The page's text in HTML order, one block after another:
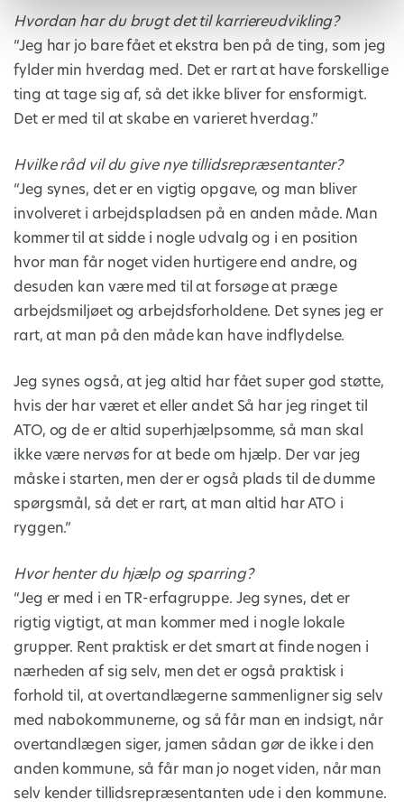
Hvordan har du brugt det til karriereudvikling?
“Jeg har jo bare fået et ekstra ben på de ting, som jeg
fylder min hverdag med. Det er rart at have forskellige
ting at tage sig af, så det ikke bliver for ensformigt.
Det er med til at skabe en varieret hverdag.”
Hvilke råd vil du give nye tillidsrepræsentanter?
“Jeg synes, det er en vigtig opgave, og man bliver
involveret i arbejdspladsen på en anden måde. Man
kommer til at sidde i nogle udvalg og i en position
hvor man får noget viden hurtigere end andre, og
desuden kan være med til at forsøge at præge
arbejdsmiljøet og arbejdsforholdene. Det synes jeg er
rart, at man på den måde kan have indflydelse.
Jeg synes også, at jeg altid har fået super god støtte,
hvis der har været et eller andet Så har jeg ringet til
ATO, og de er altid superhjælpsomme, så man skal
ikke være nervøs for at bede om hjælp. Der var jeg
måske i starten, men der er også plads til de dumme
spørgsmål, så det er rart, at man altid har ATO i
ryggen.”
Hvor henter du hjælp og sparring?
“Jeg er med i en TR-erfagruppe. Jeg synes, det er
rigtig vigtigt, at man kommer med i nogle lokale
grupper. Rent praktisk er det smart at finde nogen i
nærheden af sig selv, men det er også praktisk i
forhold til, at overtandlægerne sammenligner sig selv
med nabokommunerne, og så får man en indsigt, når
overtandlægen siger, jamen sådan gør de ikke i den
anden kommune, så får man jo noget viden, når man
selv kender tillidsrepræsentanten ude i den kommune.